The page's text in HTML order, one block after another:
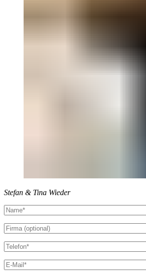
Stefan & Tina Wieder